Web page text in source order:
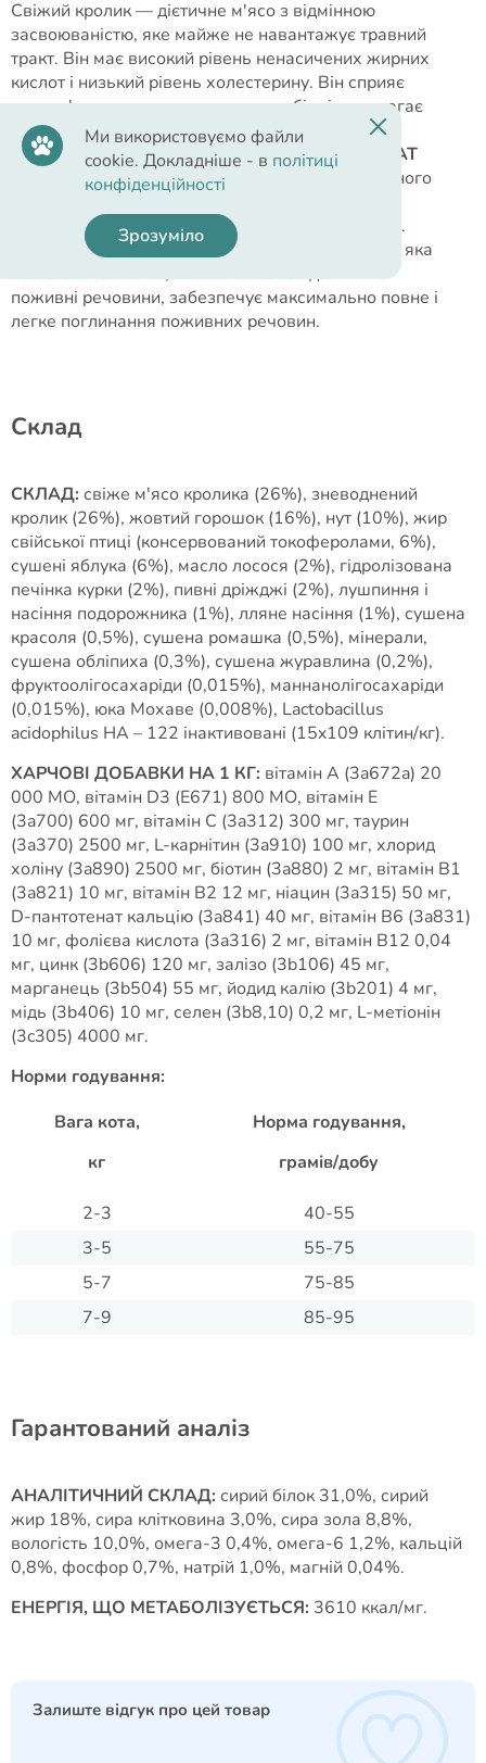
Свіжий кролик — дієтичне м'ясо з відмінною
засвоюваністю, яке майже не навантажує травний
тракт. Він має високий рівень ненасичених жирних
кислот і низький рівень холестерину. Він сприяє
здоров'ю серця та системи кровообігу і допомагає
підтримувати оптимальну фізичну форму.
•ВІДМІННИЙ СМАК І СПОКУСЛИВИЙ АРОМАТ
Поєднання свіжого м'яса і високоякісного м'ясного
привабливим навіть для найвибагливіших котів.
Беззернова рецептура на основі свіжого м'яса, яка
легко засвоюється, багата на необхідні
поживні речовини, забезпечує максимально повне і
легке поглинання поживних речовин.
Cклад
СКЛАД: свіже м'ясо кролика (26%), зневоднений
кролик (26%), жовтий горошок (16%), нут (10%), жир
свійської птиці (консервований токоферолами, 6%),
сушені яблука (6%), масло лосося (2%), гідролізована
печінка курки (2%), пивні дріжджі (2%), лушпиння і
насіння подорожника (1%), лляне насіння (1%), сушена
красоля (0,5%), сушена ромашка (0,5%), мінерали,
сушена обліпиха (0,3%), сушена журавлина (0,2%),
фруктоолігосахаріди (0,015%), маннанолігосахаріди
(0,015%), юка Мохаве (0,008%), Lactobacillus
acidophilus HA – 122 інактивовані (15x109 клітин/кг).
ХАРЧОВІ ДОБАВКИ НА 1 КГ: вітамін A (3a672a) 20
000 МО, вітамін D3 (E671) 800 МО, вітамін E
(3a700) 600 мг, вітамін C (3a312) 300 мг, таурин
(3a370) 2500 мг, L-карнітин (3a910) 100 мг, хлорид
холіну (3a890) 2500 мг, біотин (3a880) 2 мг, вітамін B1
(3a821) 10 мг, вітамін B2 12 мг, ніацин (3a315) 50 мг,
D-пантотенат кальцію (3a841) 40 мг, вітамін B6 (3a831)
10 мг, фолієва кислота (3a316) 2 мг, вітамін B12 0,04
мг, цинк (3b606) 120 мг, залізо (3b106) 45 мг,
марганець (3b504) 55 мг, йодид калію (3b201) 4 мг,
мідь (3b406) 10 мг, селен (3b8,10) 0,2 мг, L-метіонін
(3c305) 4000 мг.
Норми годування:
Вага кота,
кг
Норма годування,
грамів/добу
2-3
40-55
3-5
55-75
5-7
75-85
7-9
85-95
Гарантований аналіз
АНАЛІТИЧНИЙ СКЛАД: сирий білок 31,0%, сирий
жир 18%, сира клітковина 3,0%, сира зола 8,8%,
вологість 10,0%, омега-3 0,4%, омега-6 1,2%, кальцій
0,8%, фосфор 0,7%, натрій 1,0%, магній 0,04%.
ЕНЕРГІЯ, ЩО МЕТАБОЛІЗУЄТЬСЯ: 3610 ккал/мг.
Залиште відгук про цей товар
Ми використовуємо файли
cookie. Докладніше - в політиці
конфіденційності
Зрозуміло